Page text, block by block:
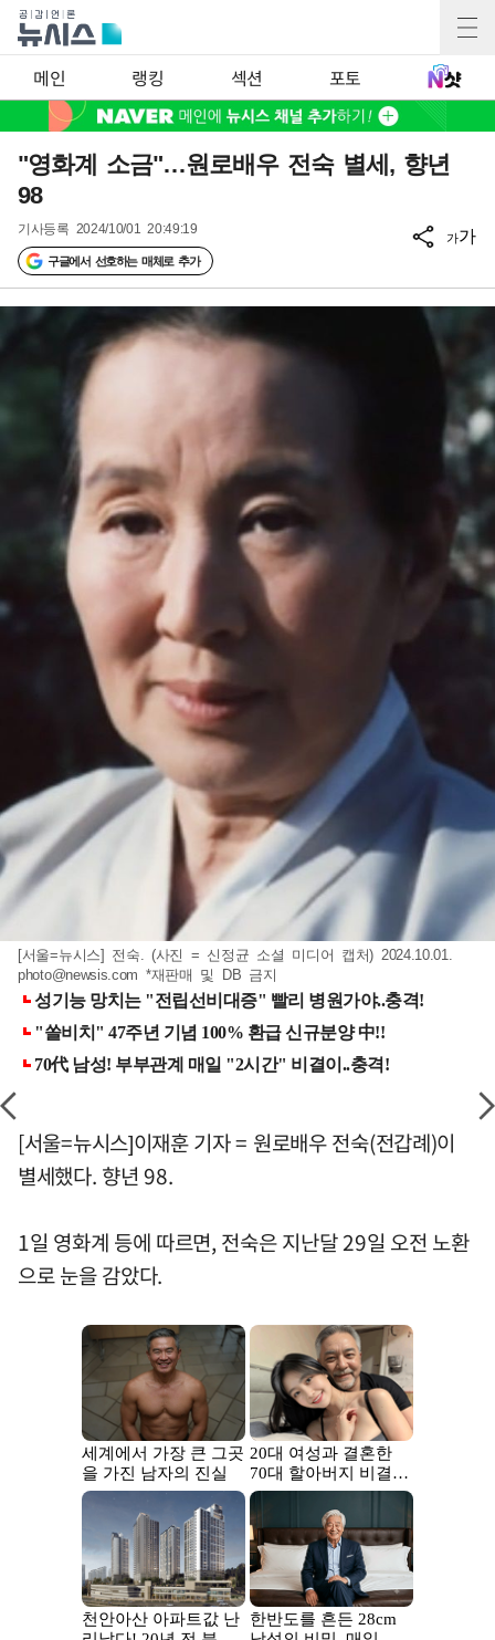
메인 랭킹 섹션 포토
"영화계 소금"…원로배우 전숙 별세, 향년
98
기사등록 2024/10/01 20:49:19
구글에서 선호하는 매체로 추가
가가
[서울=뉴시스] 전숙. (사진 = 신정균 소셜 미디어 캡처) 2024.10.01.
photo@newsis.com *재판매 및 DB 금지
[서울=뉴시스]이재훈 기자 = 원로배우 전숙(전갑례)이
별세했다. 향년 98.
1일 영화계 등에 따르면, 전숙은 지난달 29일 오전 노환
으로 눈을 감았다.